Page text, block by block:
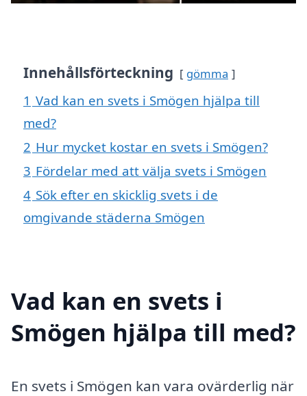
Innehållsförteckning gömma
1 Vad kan en svets i Smögen hjälpa till
med?
2 Hur mycket kostar en svets i Smögen?
3 Fördelar med att välja svets i Smögen
4 Sök efter en skicklig svets i de
omgivande städerna Smögen
Vad kan en svets i
Smögen hjälpa till med?
En svets i Smögen kan vara ovärderlig när